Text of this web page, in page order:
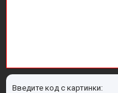
Введите код с картинки: